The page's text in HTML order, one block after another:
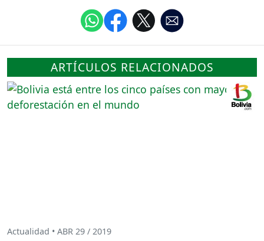
ARTÍCULOS RELACIONADOS
Actualidad • ABR 29 / 2019